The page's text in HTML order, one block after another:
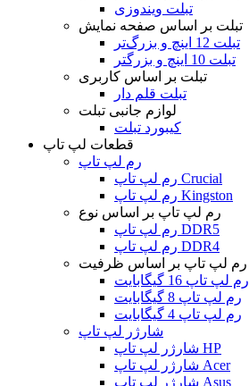
تبلت ویندوزی
تبلت بر اساس صفحه نمایش
تبلت 12 اینچ و بزرگ‌تر
تبلت 10 اینچ و بزرگتر
تبلت بر اساس کاربری
تبلت قلم دار
لوازم جانبی تبلت
کیبورد تبلت
قطعات لپ تاپ
رم لپ تاپ
رم لپ تاپ Crucial
رم لپ تاپ Kingston
رم لپ تاپ بر اساس نوع
رم لپ تاپ DDR5
رم لپ تاپ DDR4
رم لپ تاپ بر اساس ظرفیت
رم لپ تاپ 16 گیگابایت
رم لپ تاپ 8 گیگابایت
رم لپ تاپ 4 گیگابایت
شارژر لپ تاپ
شارژر لپ تاپ HP
شارژر لپ تاپ Acer
شارژر لپ تاپ Asus